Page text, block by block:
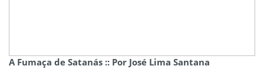
A Fumaça de Satanás :: Por José Lima Santana